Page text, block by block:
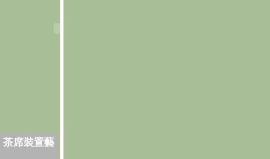
席裝置藝